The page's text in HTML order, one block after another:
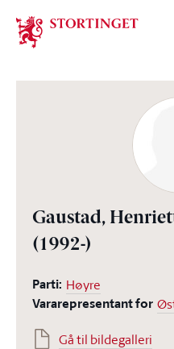
Stortinget.no
Gaustad,
(1992-)
Parti: Høyre
Vararepresentant for
Gå til bildegalleri